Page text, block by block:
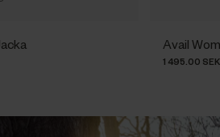
Avail
1 495.00 SEK